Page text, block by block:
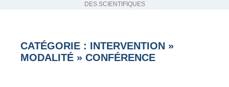
DES SCIENTIFIQUES
CATÉGORIE : INTERVENTION »
MODALITÉ » CONFÉRENCE